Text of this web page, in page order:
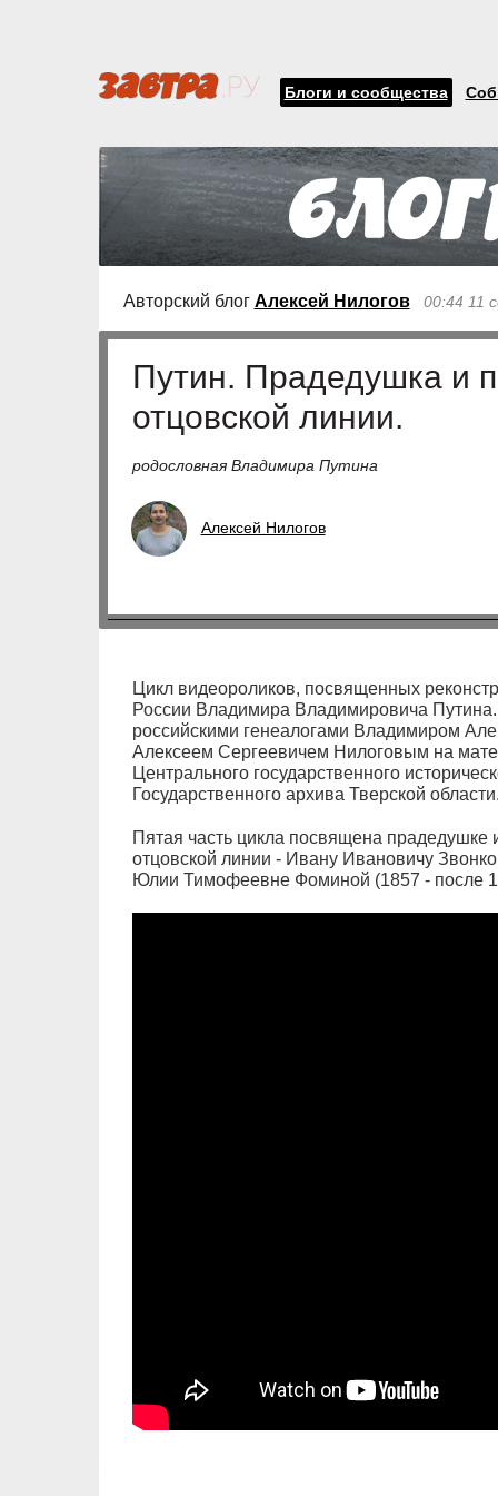
Блоги и сообщества
Авторский блог Алексей Нилогов 00:44 11
Путин. Прадедушка и
отцовской линии.
родословная Владимира Путина
Алексей Нилогов
Цикл видеороликов, посвященных
России Владимира Владимировича
российскими генеалогами Владимиром
Алексеем Сергеевичем Нилоговым на
Центрального государственного
Государственного архива Тверской
Пятая часть цикла посвящена
отцовской линии - Ивану Ивановичу
Юлии Тимофеевне Фоминой (1857 - после